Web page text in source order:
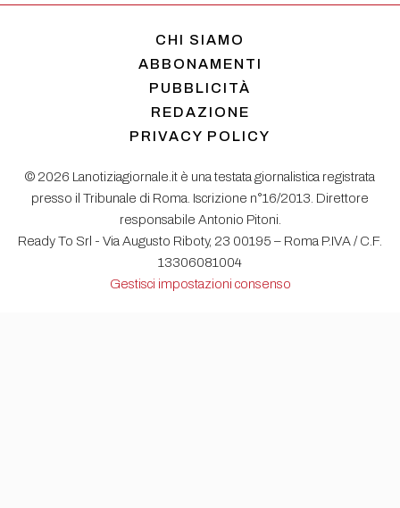
CHI SIAMO
ABBONAMENTI
PUBBLICITÀ
REDAZIONE
PRIVACY POLICY
© 2026 Lanotiziagiornale.it è una testata giornalistica registrata
presso il Tribunale di Roma. Iscrizione n°16/2013. Direttore
responsabile Antonio Pitoni.
Ready To Srl - Via Augusto Riboty, 23 00195 – Roma P.IVA / C.F.
13306081004
Gestisci impostazioni consenso